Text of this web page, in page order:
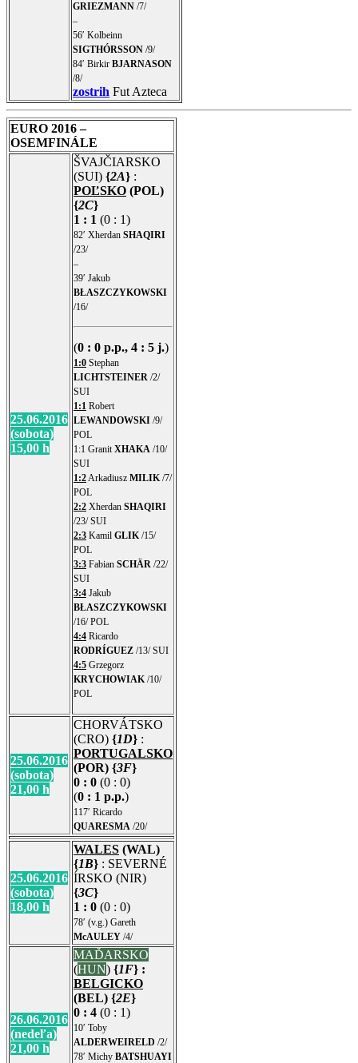
GRIEZMANN /7/
–
56′ Kolbeinn
SIGTHÓRSSON /9/
84′ Birkir BJARNASON
/8/
zostrih Fut Azteca
EURO 2016 –
OSEMFINÁLE
25.06.2016
(sobota)
15,00 h
ŠVAJČIARSKO
(SUI) {2A} :
POĽSKO (POL)
{2C}
1 : 1 (0 : 1)
82′ Xherdan SHAQIRI
/23/
–
39′ Jakub
BŁASZCZYKOWSKI
/16/
(0 : 0 p.p., 4 : 5 j.)
1:0 Stephan
LICHTSTEINER /2/
SUI
1:1 Robert
LEWANDOWSKI /9/
POL
1:1 Granit XHAKA /10/
SUI
1:2 Arkadiusz MILIK /7/
POL
2:2 Xherdan SHAQIRI
/23/ SUI
2:3 Kamil GLIK /15/
POL
3:3 Fabian SCHÄR /22/
SUI
3:4 Jakub
BŁASZCZYKOWSKI
/16/ POL
4:4 Ricardo
RODRÍGUEZ /13/ SUI
4:5 Grzegorz
KRYCHOWIAK /10/
POL
25.06.2016
(sobota)
21,00 h
CHORVÁTSKO
(CRO) {1D} :
PORTUGALSKO
(POR) {3F}
0 : 0 (0 : 0)
(0 : 1 p.p.)
117′ Ricardo
QUARESMA /20/
25.06.2016
(sobota)
18,00 h
WALES (WAL)
{1B} : SEVERNÉ
ÍRSKO (NIR)
{3C}
1 : 0 (0 : 0)
78′ (v.g.) Gareth
McAULEY /4/
26.06.2016
(nedeľa)
21,00 h
MAĎARSKO
(HUN) {1F} :
BELGICKO
(BEL) {2E}
0 : 4 (0 : 1)
10′ Toby
ALDERWEIRELD /2/
78′ Michy BATSHUAYI